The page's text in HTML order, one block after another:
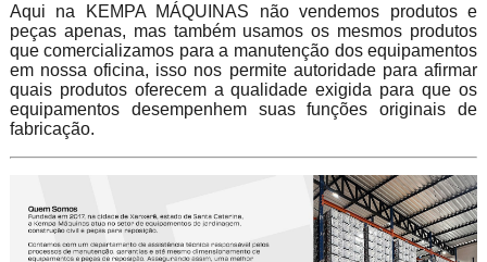
Aqui na KEMPA MÁQUINAS não vendemos produtos e
peças apenas, mas também usamos os mesmos produtos
que comercializamos para a manutenção dos equipamentos
em nossa oficina, isso nos permite autoridade para afirmar
quais produtos oferecem a qualidade exigida para que os
equipamentos desempenhem suas funções originais de
fabricação.